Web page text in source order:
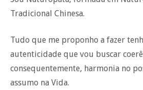
Tradicional Chinesa.
Tudo que me proponho a fazer
autenticidade que vou buscar
consequentemente, harmonia no
assumo na Vida.